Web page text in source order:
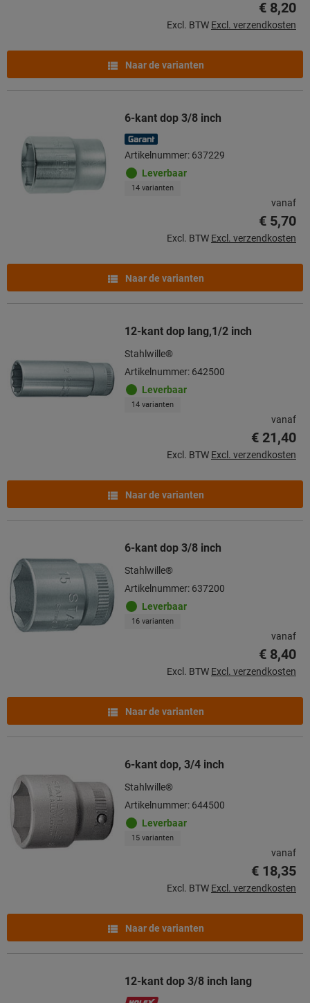
€ 8,20
Excl. BTW Excl. verzendkosten
Naar de varianten
6-kant dop 3/8 inch
Artikelnummer: 637229
Leverbaar
14 varianten
vanaf
€ 5,70
Excl. BTW Excl. verzendkosten
Naar de varianten
12-kant dop lang,1/2 inch
Stahlwille®
Artikelnummer: 642500
Leverbaar
14 varianten
vanaf
€ 21,40
Excl. BTW Excl. verzendkosten
Naar de varianten
6-kant dop 3/8 inch
Stahlwille®
Artikelnummer: 637200
Leverbaar
16 varianten
vanaf
€ 8,40
Excl. BTW Excl. verzendkosten
Naar de varianten
6-kant dop, 3/4 inch
Stahlwille®
Artikelnummer: 644500
Leverbaar
15 varianten
vanaf
€ 18,35
Excl. BTW Excl. verzendkosten
Naar de varianten
12-kant dop 3/8 inch lang